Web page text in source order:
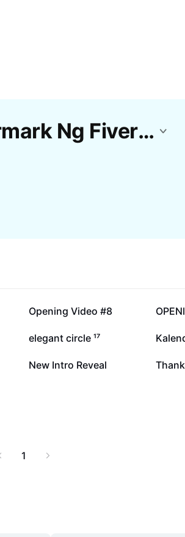
Libreng Mga Tanggalin Ang Watermark Ng Fiverr Template Mula Sa CapCut
123.3K
Opening Video #8
45.1K
elegant circle ¹⁷ 24.8K
5.3K
New Intro Reveal 3.7K
1